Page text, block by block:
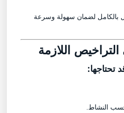
بالكامل لضمان سهولة وسرعة
تحتاجها:
النشاط.